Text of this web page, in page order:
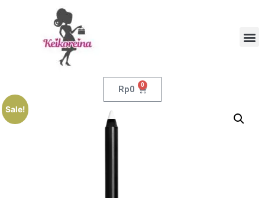
Rp0 0
Sale!